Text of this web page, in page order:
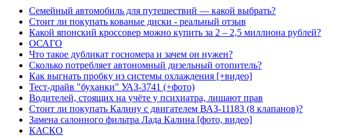
Семейный автомобиль для путешествий — какой выбрать?
Стоит ли покупать кованые диски - реальный отзыв
Какой японский кроссовер можно купить за 2 – 2,5 миллиона рублей?
ОСАГО
Что такое дубликат госномера и зачем он нужен?
Сколько потребляет автономный дизельный отопитель?
Как выгнать пробку из системы охлаждения [+видео]
Тест-драйв "буханки" УАЗ-3741 (+фото)
Водителей, стоящих на учёте у психиатра, лишают прав
Стоит ли покупать Калину с двигателем ВАЗ-11183 (8 клапанов)?
Замена салонного фильтра Лада Калина [фото, видео]
КАСКО